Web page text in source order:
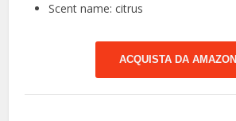
Scent name: citrus
ACQUISTA DA AMAZON